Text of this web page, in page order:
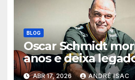
BLOG
Oscar Schmidt
anos e deixa
no basquete
ABR 17, 2026 ANDRÉ ISAC